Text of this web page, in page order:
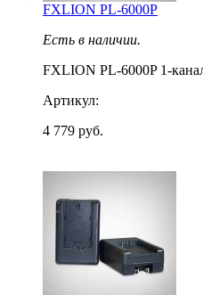
FXLION PL-6000P
Есть в наличии.
FXLION PL-6000P 1-
Артикул:
4 779 руб.